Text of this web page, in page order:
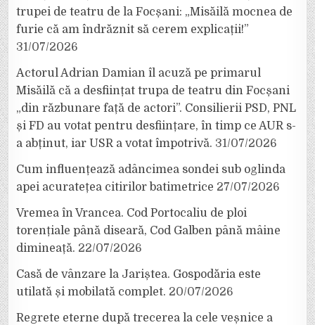
trupei de teatru de la Focșani: „Misăilă mocnea de
furie că am îndrăznit să cerem explicații!”
31/07/2026
Actorul Adrian Damian îl acuză pe primarul
Misăilă că a desființat trupa de teatru din Focșani
„din răzbunare față de actori”. Consilierii PSD, PNL
și FD au votat pentru desființare, în timp ce AUR s-
a abținut, iar USR a votat împotrivă. 31/07/2026
Cum influențează adâncimea sondei sub oglinda
apei acuratețea citirilor batimetrice 27/07/2026
Vremea în Vrancea. Cod Portocaliu de ploi
torențiale până diseară, Cod Galben până mâine
dimineață. 22/07/2026
Casă de vânzare la Jariștea. Gospodăria este
utilată și mobilată complet. 20/07/2026
Regrete eterne după trecerea la cele veșnice a